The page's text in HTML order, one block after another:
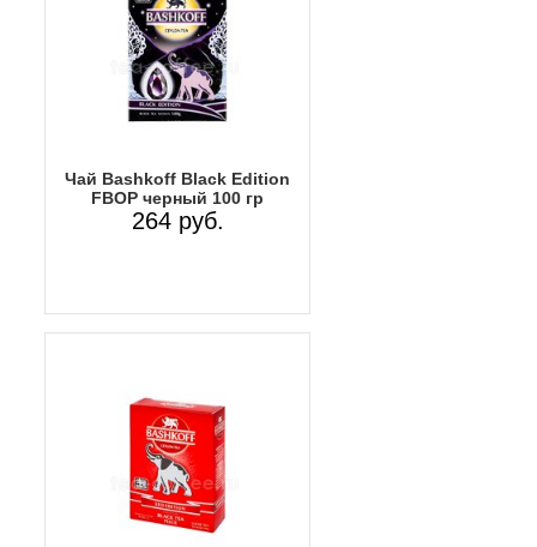
Чай Bashkoff Black Edition
FBOP черный 100 гр
264 руб.